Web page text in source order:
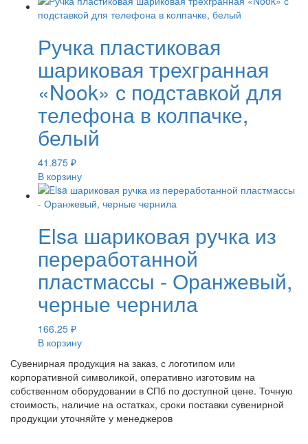
Ручка пластиковая
шариковая трехгранная
«Nook» с подставкой для
телефона в колпачке,
белый
41.875 ₽
В корзину
Elsa шариковая ручка из
переработанной
пластмассы - Оранжевый,
черные чернила
166.25 ₽
В корзину
Сувенирная продукция на заказ, с логотипом или
корпоративной символикой, оперативно изготовим на
собственном оборудовании в СПб по доступной цене. Точную
стоимость, наличие на остатках, сроки поставки сувенирной
продукции уточняйте у менеджеров